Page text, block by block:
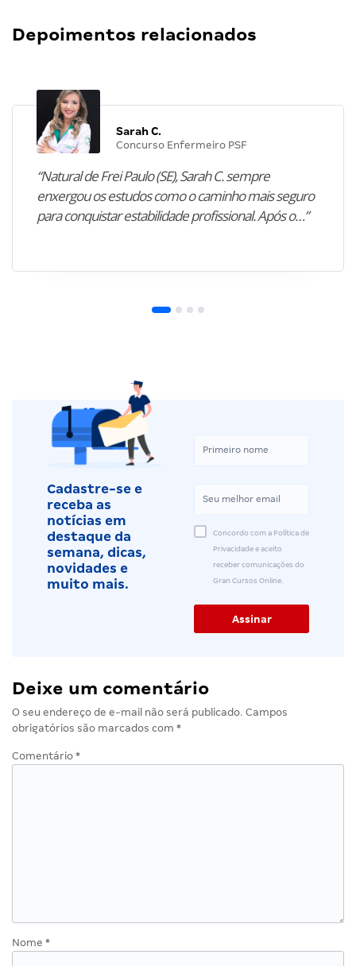
Depoimentos relacionados
Sarah C.
Concurso Enfermeiro PSF
“Natural de Frei Paulo (SE), Sarah C. sempre
enxergou os estudos como o caminho mais seguro
para conquistar estabilidade profissional. Após o…”
Cadastre-se e
receba as
notícias em
destaque da
semana, dicas,
novidades e
muito mais.
Concordo com a Política de
Privacidade e aceito
receber comunicações do
Gran Cursos Online.
Deixe um comentário
O seu endereço de e-mail não será publicado. Campos
obrigatórios são marcados com *
Comentário *
Nome *